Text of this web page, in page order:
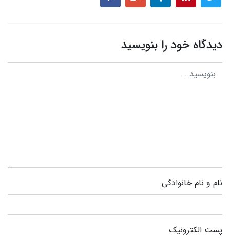
دیدگاه خود را بنویسید
نام و نام خانوادگی
پست الکترونیک